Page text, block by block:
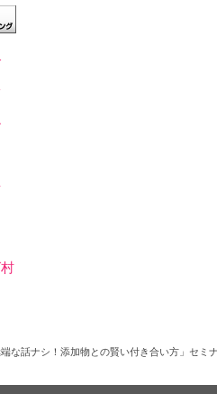
な話ナシ！添加物との賢い付き合い方」セミ